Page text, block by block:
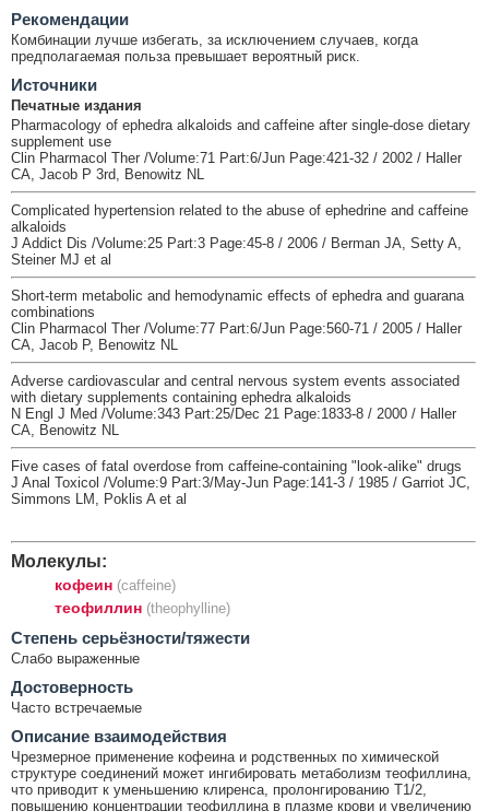
Рекомендации
Комбинации лучше избегать, за исключением случаев, когда
предполагаемая польза превышает вероятный риск.
Источники
Печатные издания
Pharmacology of ephedra alkaloids and caffeine after single-dose dietary
supplement use
Clin Pharmacol Ther /Volume:71 Part:6/Jun Page:421-32 / 2002 / Haller
CA, Jacob P 3rd, Benowitz NL
Complicated hypertension related to the abuse of ephedrine and caffeine
alkaloids
J Addict Dis /Volume:25 Part:3 Page:45-8 / 2006 / Berman JA, Setty A,
Steiner MJ et al
Short-term metabolic and hemodynamic effects of ephedra and guarana
combinations
Clin Pharmacol Ther /Volume:77 Part:6/Jun Page:560-71 / 2005 / Haller
CA, Jacob P, Benowitz NL
Adverse cardiovascular and central nervous system events associated
with dietary supplements containing ephedra alkaloids
N Engl J Med /Volume:343 Part:25/Dec 21 Page:1833-8 / 2000 / Haller
CA, Benowitz NL
Five cases of fatal overdose from caffeine-containing "look-alike" drugs
J Anal Toxicol /Volume:9 Part:3/May-Jun Page:141-3 / 1985 / Garriot JC,
Simmons LM, Poklis A et al
Молекулы:
кофеин (caffeine)
теофиллин (theophylline)
Cтепень серьёзности/тяжести
Слабо выраженные
Достоверность
Часто встречаемые
Описание взаимодействия
Чрезмерное применение кофеина и родственных по химической
структуре соединений может ингибировать метаболизм теофиллина,
что приводит к уменьшению клиренса, пролонгированию T1/2,
повышению концентрации теофиллина в плазме крови и увеличению